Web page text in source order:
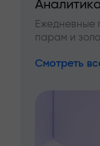
Ежедневные
парам и
Смотреть